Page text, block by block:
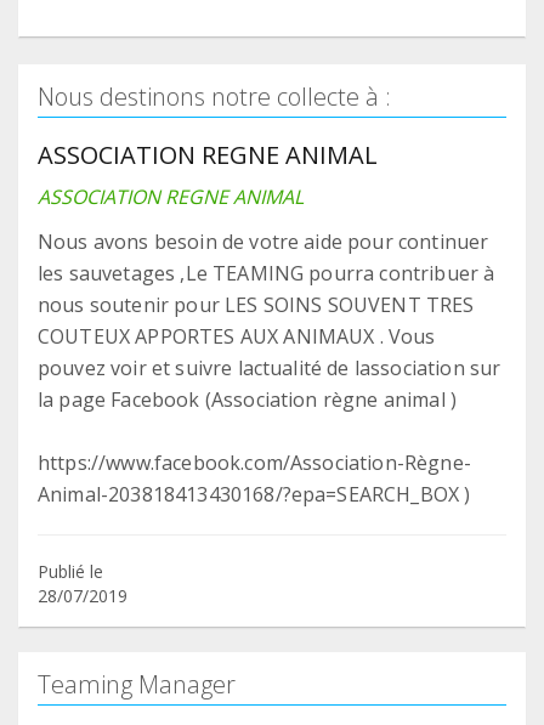
Nous destinons notre collecte à :
ASSOCIATION REGNE ANIMAL
ASSOCIATION REGNE ANIMAL
Nous avons besoin de votre aide pour continuer
les sauvetages ,Le TEAMING pourra contribuer à
nous soutenir pour LES SOINS SOUVENT TRES
COUTEUX APPORTES AUX ANIMAUX . Vous
pouvez voir et suivre lactualité de lassociation sur
la page Facebook (Association règne animal )
https://www.facebook.com/Association-Règne-
Animal-203818413430168/?epa=SEARCH_BOX )
Publié le
28/07/2019
Teaming Manager